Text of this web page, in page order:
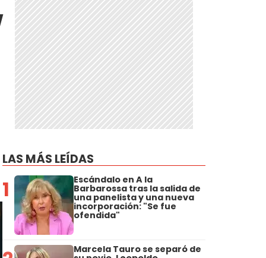
LAS MÁS LEÍDAS
1 Escándalo en A la
Barbarossa tras la salida de
una panelista y una nueva
incorporación: "Se fue
ofendida"
Marcela Tauro se separó de